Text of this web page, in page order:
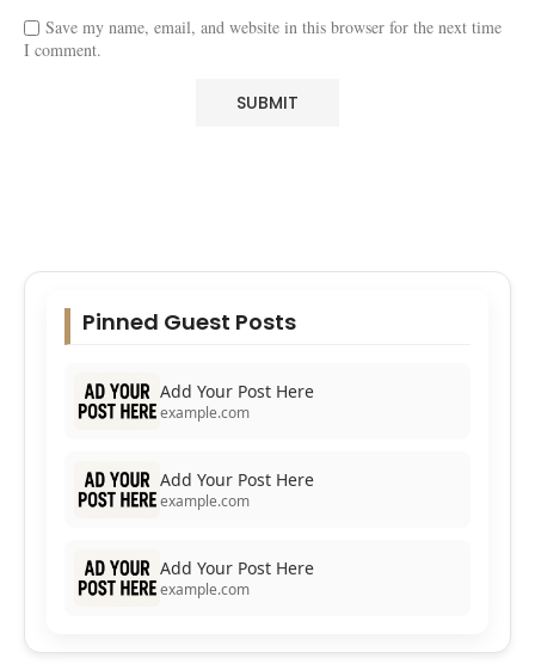
Save my name, email, and website in this browser for the next time
I comment.
Pinned Guest Posts
Add Your Post Here
example.com
Add Your Post Here
example.com
Add Your Post Here
example.com